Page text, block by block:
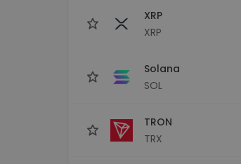
XRP
XRP
Solana
SOL
TRON
TRX